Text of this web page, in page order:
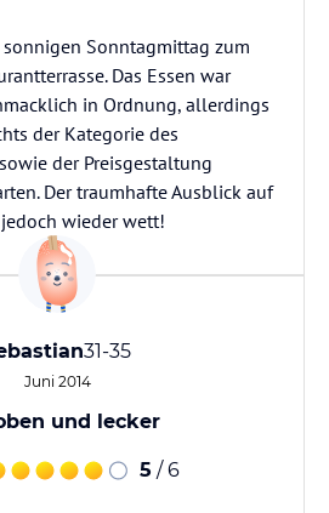
Sonntagmittag zum
Das Essen war
in Ordnung, allerdings
der Kategorie des
der Preisgestaltung
Der traumhafte Ausblick auf
wieder wett!
31-35
Juni 2014
und lecker
5 / 6